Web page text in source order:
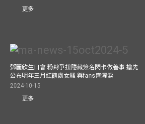
更多
鄧麗欣生日會 粉絲爭扭隱藏簽名閃卡做善事 搶先
公布明年三月紅館處女騷 與fans齊灑淚
2024-10-15
更多